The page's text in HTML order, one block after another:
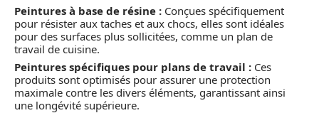
Peintures à base de résine : Conçues spécifiquement
pour résister aux taches et aux chocs, elles sont idéales
pour des surfaces plus sollicitées, comme un plan de
travail de cuisine.
Peintures spécifiques pour plans de travail : Ces
produits sont optimisés pour assurer une protection
maximale contre les divers éléments, garantissant ainsi
une longévité supérieure.